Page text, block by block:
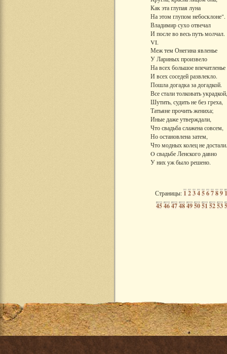
Как эта глупая луна
На этом глупом небосклоне".
Владимир сухо отвечал
И после во весь путь молчал.
VI.
Меж тем Онегина явленье
У Лариных произвело
На всех большое впечатленье
И всех соседей развлекло.
Пошла догадка за догадкой.
Все стали толковать украдкой,
Шутить, судить не без греха,
Татьяне прочить жениха;
Иные даже утверждали,
Что свадьба слажена совсем,
Но остановлена затем,
Что модных колец не достали.
O свадьбе Ленского давно
У них уж было решено.
Страницы:1 23456789
454647484950515253